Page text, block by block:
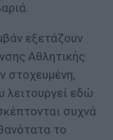
εξετάζουν
Αθλητικής
στοχευμένη,
λειτουργεί εδώ
συχνά
το